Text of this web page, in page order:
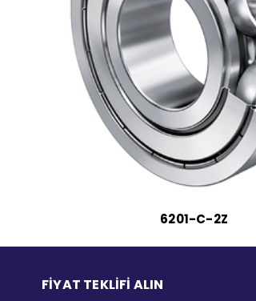
6201-C-2Z
FİYAT TEKLİFİ ALIN